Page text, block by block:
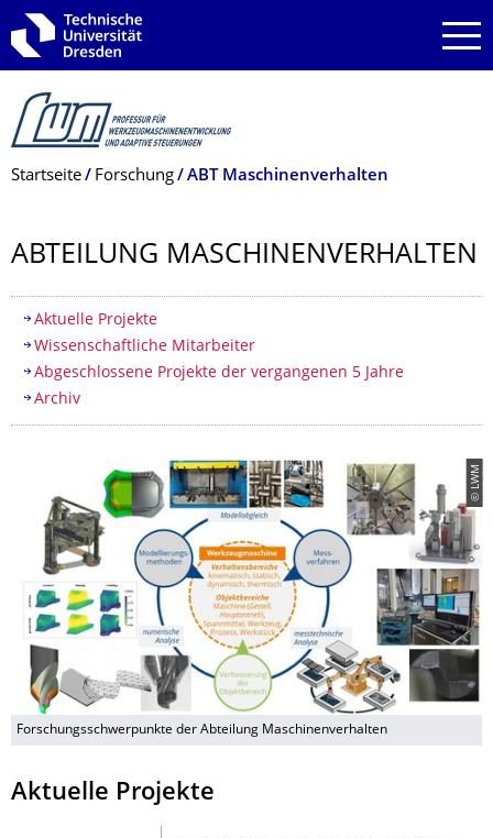
Zur Hauptnavigation springen
Zur Suche springen
Zum Inhalt springen
Breadcrumb-Menü
Startseite Forschung ABT Maschinenverhalten
ABTEILUNG MASCHINENVER­HALTEN
Inhaltsverzeichnis
Aktuelle Projekte
Wissenschaftliche Mitarbeiter
Abgeschlossene Projekte der vergangenen 5 Jahre
Archiv
© LWM
Forschungsschwerpunkte der Abteilung Maschinenverhalten
Aktuelle Projekte